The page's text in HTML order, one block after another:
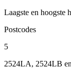
Laagste en hoogste
Postcodes
5
2524LA, 2524LB